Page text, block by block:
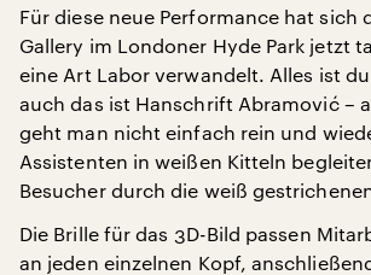
Für diese neue Performance hat sich
Gallery im Londoner Hyde Park jetzt
eine Art Labor verwandelt. Alles ist
auch das ist Hanschrift Abramović –
geht man nicht einfach rein und
Assistenten in weißen Kitteln
Besucher durch die weiß
Die Brille für das 3D-Bild passen
an jeden einzelnen Kopf,